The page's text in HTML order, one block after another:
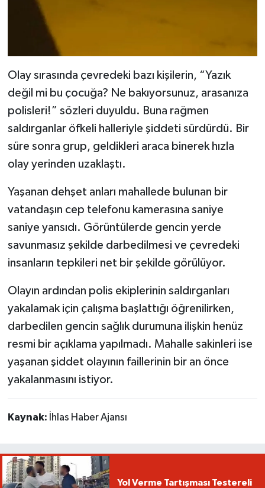
Olay sırasında çevredeki bazı kişilerin, “Yazık
değil mi bu çocuğa? Ne bakıyorsunuz, arasanıza
polisleri!” sözleri duyuldu. Buna rağmen
saldırganlar öfkeli halleriyle şiddeti sürdürdü. Bir
süre sonra grup, geldikleri araca binerek hızla
olay yerinden uzaklaştı.
Yaşanan dehşet anları mahallede bulunan bir
vatandaşın cep telefonu kamerasına saniye
saniye yansıdı. Görüntülerde gencin yerde
savunmasız şekilde darbedilmesi ve çevredeki
insanların tepkileri net bir şekilde görülüyor.
Olayın ardından polis ekiplerinin saldırganları
yakalamak için çalışma başlattığı öğrenilirken,
darbedilen gencin sağlık durumuna ilişkin henüz
resmi bir açıklama yapılmadı. Mahalle sakinleri ise
yaşanan şiddet olayının faillerinin bir an önce
yakalanmasını istiyor.
Kaynak: İhlas Haber Ajansı
Yol Verme Tartışması Testereli